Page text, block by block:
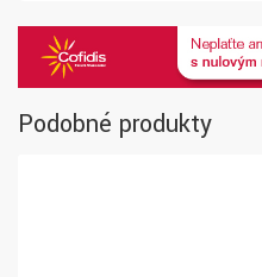
Podobné produkty